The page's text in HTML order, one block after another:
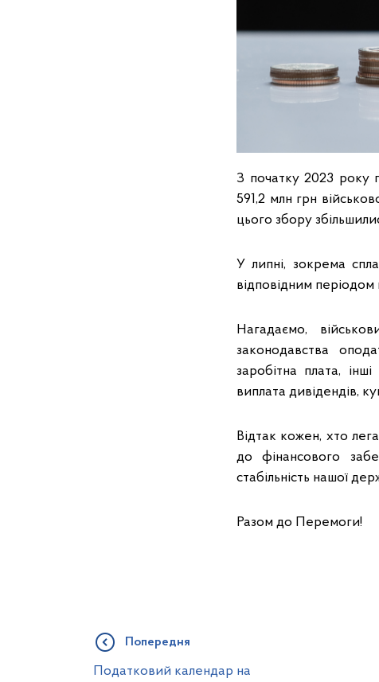
З початку 2023 року
591,2 млн грн
цього збору
У липні, зокрема
відповідним періодом
Нагадаємо,
законодавства
заробітна плата,
виплата дивідендів,
Відтак кожен, хто
до фінансового
стабільність нашої
Разом до Перемоги!
Попередня
Податковий календар на